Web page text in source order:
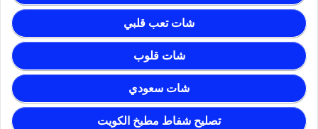
شات تعب قلبي
شات قلوب
شات سعودي
تصليح شفاط مطبخ الكويت